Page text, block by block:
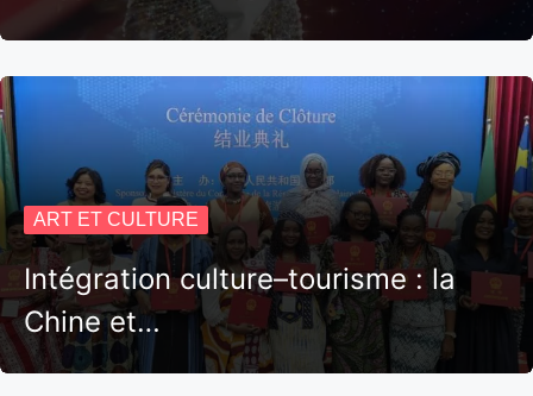
ART ET CULTURE
Intégration culture–tourisme : la
Chine et…